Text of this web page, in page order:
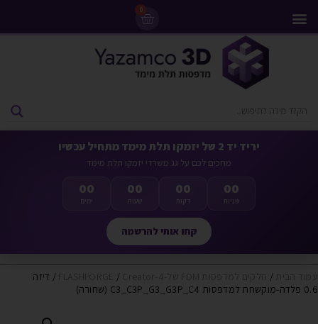
0
יריד יד 2 של יזמקו תלת מימד מתחיל עכשיו
מחכים לכם על גג משרדי יזמקו תלת מימד
00
ימים
00
שעות
00
דקות
00
שניות
קחו אותי להרשמה
/
/
/ דיזה
0.6 פלדה-מוקשחת למדפסות C3_C3P_G3_G3P_C4 (שחורה)